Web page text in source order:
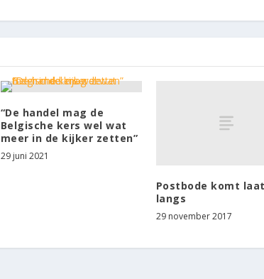
“De handel mag de
Belgische kers wel wat
meer in de kijker zetten”
29 juni 2021
Postbode komt
langs
29 november 2017